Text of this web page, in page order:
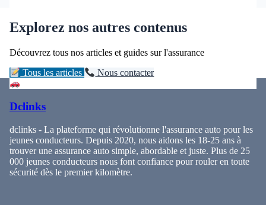
Explorez nos autres contenus
Découvrez tous nos articles et guides sur l'assurance
Tous les articles Nous contacter
Dclinks
dclinks - La plateforme qui révolutionne l'assurance auto pour les
jeunes conducteurs. Depuis 2020, nous aidons les 18-25 ans à
trouver une assurance auto simple, abordable et juste. Plus de 25
000 jeunes conducteurs nous font confiance pour rouler en toute
sécurité dès le premier kilomètre.